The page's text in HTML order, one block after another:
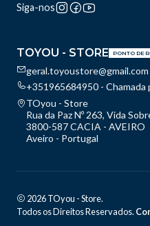
Siga-nos
TOYOU - STORE PONTO DE
geral.toyoustore@gmail.com
+351965684950 - Chamada
TOyou - Store
Rua da Paz Nº 263, Vida
3800-587 CACIA - AVEIRO
Aveiro - Portugal
2026 TOyou - Store.
Todos os Direitos Reservados.